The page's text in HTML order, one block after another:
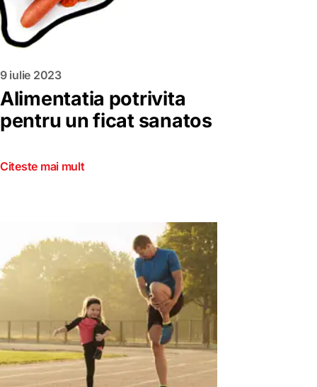
9 iulie 2023
Alimentatia potrivita
pentru un ficat sanatos
Citeste mai mult